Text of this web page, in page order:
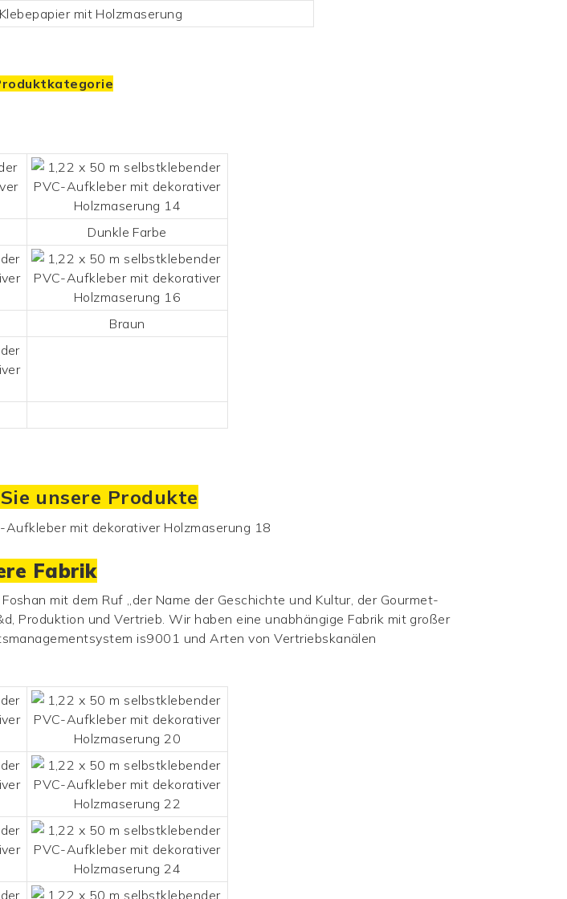
Klebepapier mit Holzmaserung
Dunkle Farbe
Braun
unsere Produkte
Fabrik
mit dem Ruf „der Name der Geschichte und Kultur, der Gourmet-
Produktion und Vertrieb. Wir haben eine unabhängige Fabrik mit großer
is9001 und Arten von Vertriebskanälen